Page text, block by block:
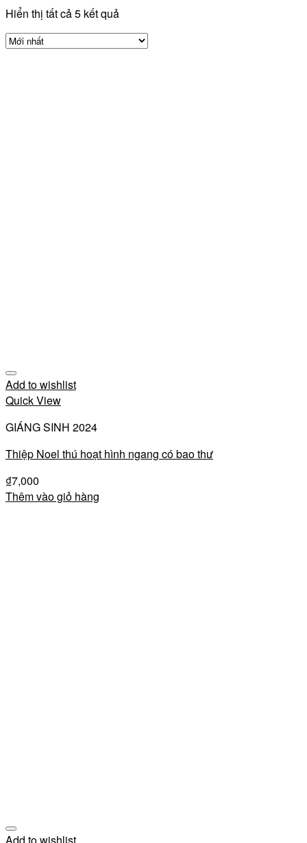
Hiển thị tất cả 5 kết quả
Add to wishlist
Quick View
GIÁNG SINH 2024
Thiệp Noel thú hoạt hình ngang có bao thư
₫7,000
Thêm vào giỏ hàng